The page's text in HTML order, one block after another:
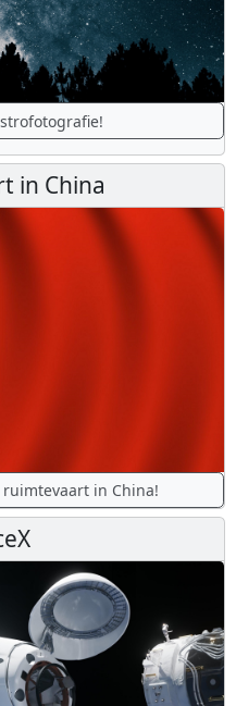
in China
in China!